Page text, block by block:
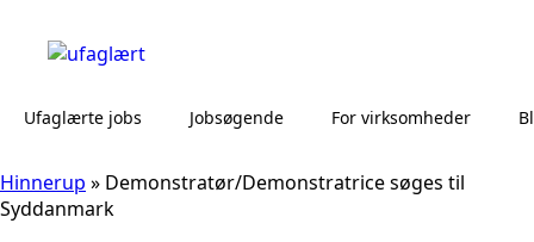
Ufaglærte jobs Jobsøgende For virksomheder
Hinnerup » Demonstratør/Demonstratrice søges til
Syddanmark